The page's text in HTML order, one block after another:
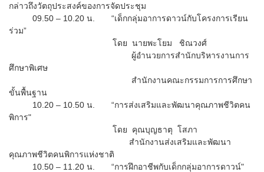
กล่าวถึงวัตถุประสงค์ของการจัดประชุม
09.50 – 10.20 น. “เด็กกลุ่มอาการดาวน์กับโครงการเรียน
ร่วม”
โดย นายพะโยม ชิณวงศ์
ผู้อำนวยการสำนักบริหารงานการ
ศึกษาพิเศษ
สำนักงานคณะกรรมการการศึกษา
ขั้นพื้นฐาน
10.20 – 10.50 น. “การส่งเสริมและพัฒนาคุณภาพชีวิตคน
พิการ"
โดย คุณบุญธาตุ โสภา
สำนักงานส่งเสริมและพัฒนา
คุณภาพชีวิตคนพิการแห่งชาติ
10.50 – 11.20 น. “การฝึกอาชีพกับเด็กกลุ่มอาการดาวน์"